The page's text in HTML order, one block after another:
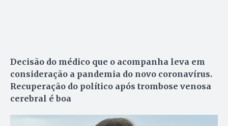
Decisão do médico que o acompanha leva em
consideração a pandemia do novo coronavírus.
Recuperação do político após trombose venosa
cerebral é boa